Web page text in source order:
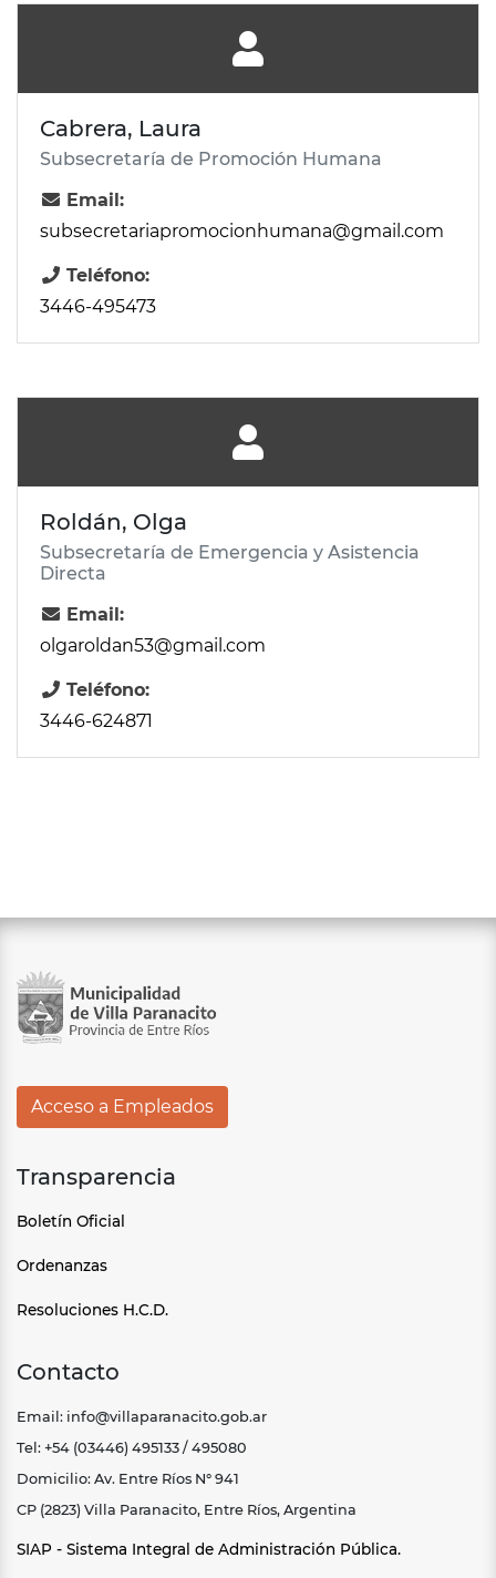
Cabrera, Laura
Subsecretaría de Promoción Humana
Email:
subsecretariapromocionhumana@gmail.com
Teléfono:
3446-495473
Roldán, Olga
Subsecretaría de Emergencia y Asistencia
Directa
Email:
olgaroldan53@gmail.com
Teléfono:
3446-624871
Acceso a Empleados
Transparencia
Boletín Oficial
Ordenanzas
Resoluciones H.C.D.
Contacto
Email: info@villaparanacito.gob.ar
Tel: +54 (03446) 495133 / 495080
Domicilio: Av. Entre Ríos N° 941
CP (2823) Villa Paranacito, Entre Ríos, Argentina
SIAP - Sistema Integral de Administración Pública.